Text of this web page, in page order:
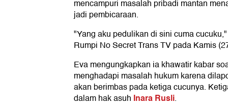
mencampuri masalah pribadi mantan
jadi pembicaraan.
"Yang aku pedulikan di sini cuma
Rumpi No Secret Trans TV pada Kamis
Eva mengungkapkan ia khawatir kabar
menghadapi masalah hukum karena
akan berimbas pada ketiga cucunya.
dalam hak asuh Inara Rusli.